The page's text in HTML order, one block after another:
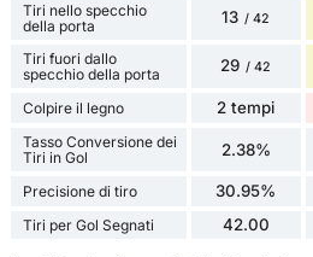
Tiri nello specchio
della porta
13 / 42
Tiri fuori dallo
specchio della porta
29 / 42
Colpire il legno 2 tempi
Tasso Conversione dei
Tiri in Gol
2.38%
Precisione di tiro 30.95%
Tiri per Gol Segnati 42.00